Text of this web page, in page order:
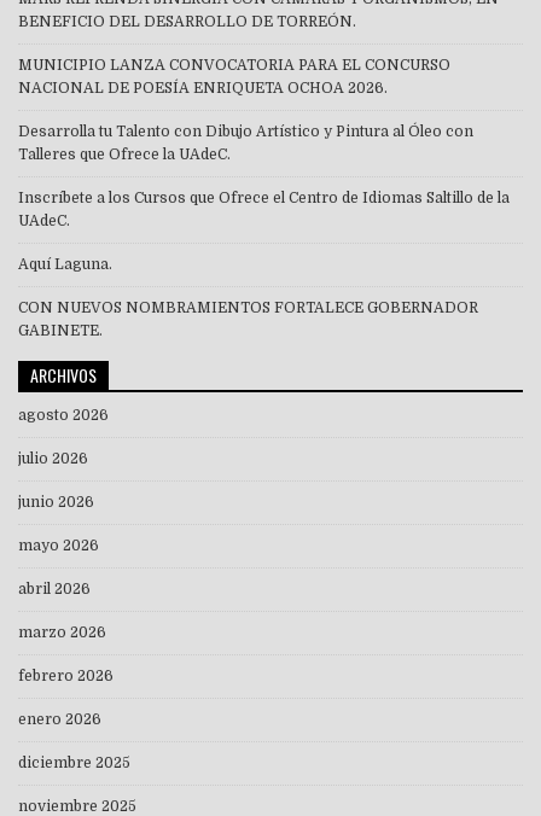
BENEFICIO DEL DESARROLLO DE TORREÓN.
MUNICIPIO LANZA CONVOCATORIA PARA EL CONCURSO
NACIONAL DE POESÍA ENRIQUETA OCHOA 2026.
Desarrolla tu Talento con Dibujo Artístico y Pintura al Óleo con
Talleres que Ofrece la UAdeC.
Inscríbete a los Cursos que Ofrece el Centro de Idiomas Saltillo de la
UAdeC.
Aquí Laguna.
CON NUEVOS NOMBRAMIENTOS FORTALECE GOBERNADOR
GABINETE.
ARCHIVOS
agosto 2026
julio 2026
junio 2026
mayo 2026
abril 2026
marzo 2026
febrero 2026
enero 2026
diciembre 2025
noviembre 2025